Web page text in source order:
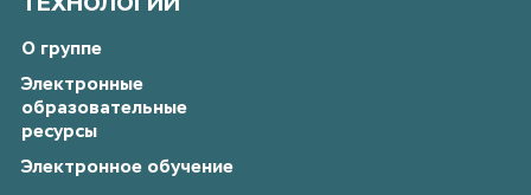
ТЕХНОЛОГИЙ
О группе
Электронные
образовательные
ресурсы
Электронное обучение